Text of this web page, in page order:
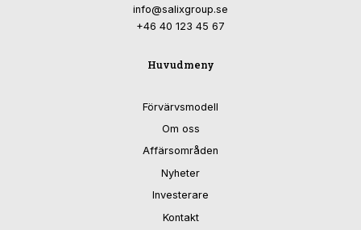
info@salixgroup.se
+46 40 123 45 67
Huvudmeny
Förvärvsmodell
Om oss
Affärsområden
Nyheter
Investerare
Kontakt